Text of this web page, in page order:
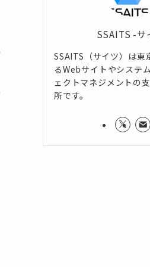
SSAITS -サ
SSAITS（サイツ）は東
るWebサイトやシステ
ェクトマネジメントの
所です。